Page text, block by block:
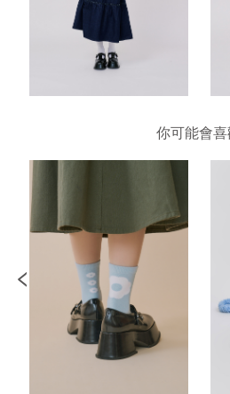
你可能會喜